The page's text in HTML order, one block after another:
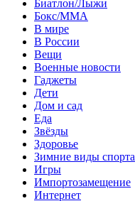
Биатлон/Лыжи
Бокс/MMA
В мире
В России
Вещи
Военные новости
Гаджеты
Дети
Дом и сад
Еда
Звёзды
Здоровье
Зимние виды спорта
Игры
Импортозамещение
Интернет